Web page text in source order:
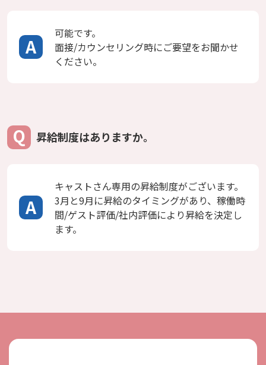
可能です。
面接/カウンセリング時にご要望をお聞かせ
ください。
昇給制度はありますか。
キャストさん専用の昇給制度がございます。
3月と9月に昇給のタイミングがあり、稼働時
間/ゲスト評価/社内評価により昇給を決定し
ます。